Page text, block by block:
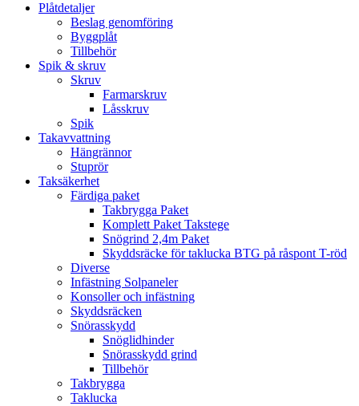
Plåtdetaljer
Beslag genomföring
Byggplåt
Tillbehör
Spik & skruv
Skruv
Farmarskruv
Låsskruv
Spik
Takavvattning
Hängrännor
Stuprör
Taksäkerhet
Färdiga paket
Takbrygga Paket
Komplett Paket Takstege
Snögrind 2,4m Paket
Skyddsräcke för taklucka BTG på råspont T-röd
Diverse
Infästning Solpaneler
Konsoller och infästning
Skyddsräcken
Snörasskydd
Snöglidhinder
Snörasskydd grind
Tillbehör
Takbrygga
Taklucka